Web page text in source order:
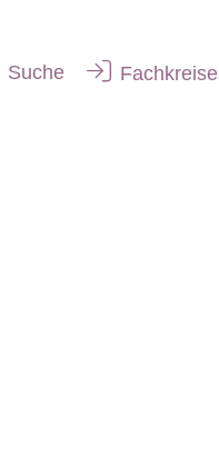
Fachkreise
Suche